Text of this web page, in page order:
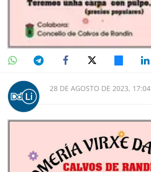
28 DE AGOSTO DE 2023, 17:04